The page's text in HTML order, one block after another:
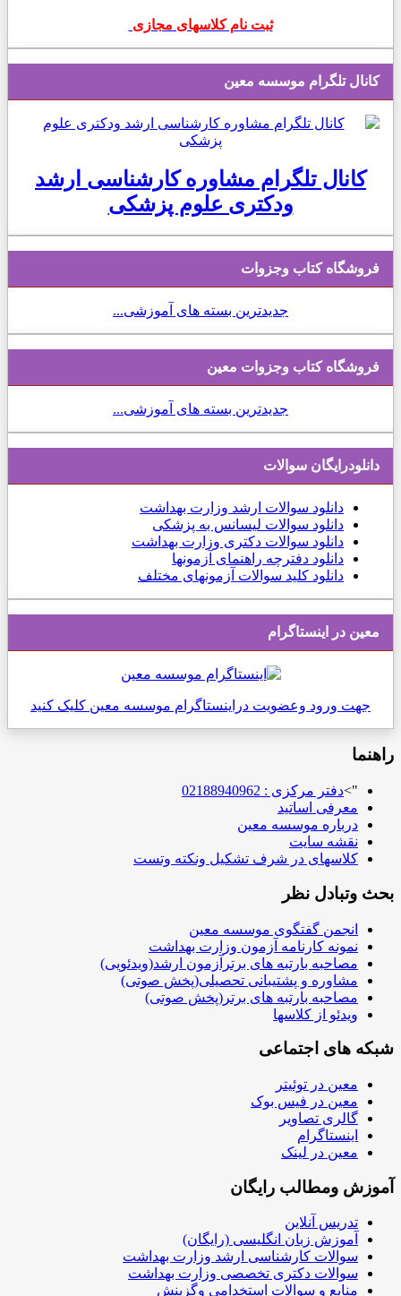
ثبت نام کلاسهای مجازی
کانال تلگرام موسسه معین
کانال تلگرام مشاوره کارشناسی ارشد
ودکتری علوم پزشکی
فروشگاه کتاب وجزوات
جدیدترین بسته های آموزشی...
فروشگاه کتاب وجزوات معین
جدیدترین بسته های آموزشی...
دانلودرایگان سوالات
دانلود سوالات ارشد وزارت بهداشت
دانلود سوالات لیسانس به پزشکی
دانلود سوالات دکتری وزارت بهداشت
دانلود دفترچه راهنمای آزمونها
دانلود کلید سوالات آزمونهای مختلف
معین در اینستاگرام
جهت ورود وعضویت دراینستاگرام موسسه معین کلیک کنید
راهنما
">دفتر مرکزی : 02188940962
معرفی اساتید
درباره موسسه معین
نقشه سایت
کلاسهای در شرف تشکیل ونکته وتست
بحث وتبادل نظر
انجمن گفتگوی موسسه معین
نمونه کارنامه آزمون وزارت بهداشت
مصاحبه بارتبه های برترآزمون ارشد(ویدئویی)
مشاوره و پشتیبانی تحصیلی(پخش صوتی)
مصاحبه بارتبه های برتر(پخش صوتی)
ویدئو از کلاسها
شبکه های اجتماعی
معین در توئیتر
معین در فیس بوک
گالری تصاویر
اینستاگرام
معین در لینک
آموزش ومطالب رایگان
تدریس آنلاین
آموزش زبان انگلیسی (رایگان)
سوالات کارشناسی ارشد وزارت بهداشت
سوالات دکتری تخصصی وزارت بهداشت
منابع و سوالات استخدامی وگزینش